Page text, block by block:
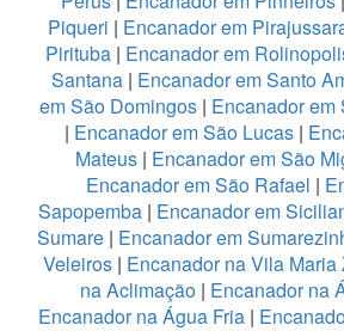
Piqueri | Encanador em
Pirituba | Encanador em
Santana| Encanador em Santo
em São Domingos| Encanador em
| Encanador em São Lucas|
Mateus | Encanador em São
Encanador em São Rafael |
Sapopemba | Encanador em
Sumare| Encanador em
Veleiros | Encanador na Vila Maria
na Aclimação | Encanador na
Encanador na Água Fria |